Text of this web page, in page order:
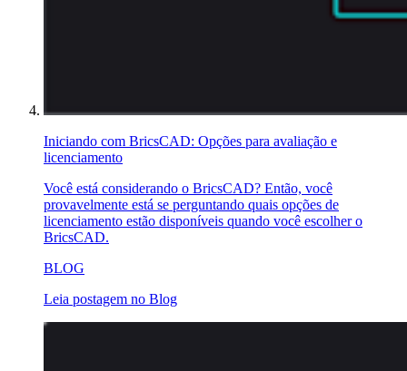
Iniciando com BricsCAD: Opções para avaliação e
licenciamento
Você está considerando o BricsCAD? Então, você
provavelmente está se perguntando quais opções de
licenciamento estão disponíveis quando você escolher o
BricsCAD.
BLOG
Leia postagem no Blog